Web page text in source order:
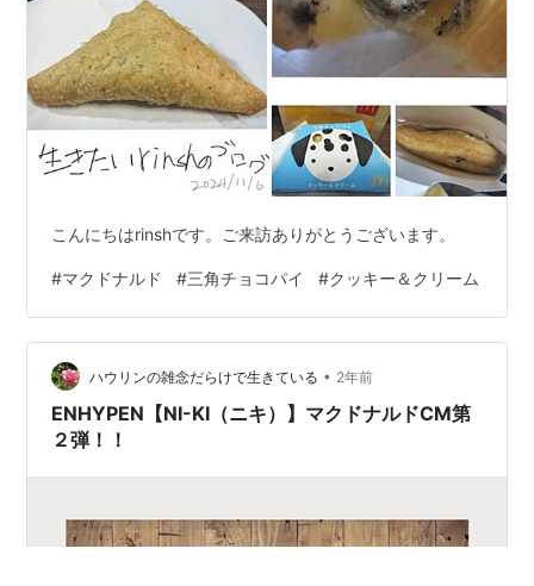
こんにちはrinshです。ご来訪ありがとうございます。
#マクドナルド #三角チョコパイ #クッキー＆クリーム
ハウリンの雑念だらけで生きている • 2年前
ENHYPEN【NI-KI（ニキ）】マクドナルドCM第
２弾！！